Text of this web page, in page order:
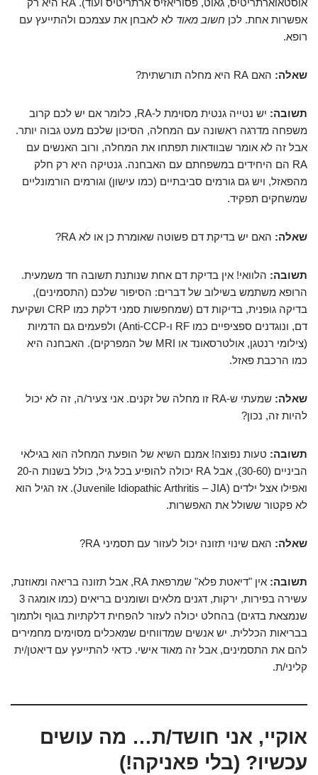
אוסטאוארתריטיס, גאוט, פסוריאזיס ארתריטיס ועוד). RA היא רק
אפשרות אחת. לכן חשוב מאוד לא לאבחן את עצמכם ולהתייעץ עם
רופא.
שאלה: האם RA היא מחלה תורשתית?
תשובה:
יש נטייה גנטית מסוימת ל-RA, כלומר אם יש לכם קרוב
משפחה מדרגה ראשונה עם המחלה, הסיכון שלכם מעט גבוה יותר.
אבל זה לא אומר שבוודאות תפתחו את המחלה, ורוב האנשים עם
RA הם היחידים במשפחתם עם האבחנה. גנטיקה היא רק חלק
מהפאזל, ויש גם גורמים סביבתיים (כמו עישון) וגורמים הורמונליים
שמשחקים תפקיד.
שאלה: האם יש בדיקת דם פשוטה שאומרת כן או לא RA?
תשובה: הלוואי! אין בדיקת דם אחת שנותנת תשובה חד משמעית.
הרופא משתמש בשילוב של דברים: הסיפור שלכם (התסמינים),
בדיקה גופנית, בדיקות דם (שמחפשות סמני דלקת כמו CRP ושקיעת
דם, ונוגדנים ספציפיים כמו RF ו-Anti-CCP) ולפעמים גם הדמיות
(צילומי רנטגן, אולטרסאונד או MRI של המפרקים). האבחנה היא
כמו הרכבת פאזל.
שאלה:
שמעתי ש-RA זו מחלה של זקנים. אני צעיר/ה, זה לא יכול
להיות זה, נכון?
תשובה: טעות נפוצה! אמנם השיא של הופעת המחלה הוא בגילאי
הביניים (30-60), אבל RA יכולה להופיע בכל גיל, כולל בשנות ה-20
ואפילו אצל ילדים (Juvenile Idiopathic Arthritis – JIA). אז הגיל הוא
לא פקטור ששולל את האפשרות.
שאלה: האם שינוי תזונה יכול לעזור עם תסמיני RA?
תשובה:
אין "דיאטת פלא" שמרפאת RA, אבל תזונה בריאה ומאוזנת,
עשירה בפירות, ירקות, דגנים מלאים ושומנים בריאים (כמו אומגה 3
שנמצאת בדגים) בהחלט יכולה לעזור להפחית דלקתיות בגוף ולתמוך
בבריאות הכללית. יש אנשים שמדווחים שמאכלים מסוימים מחמירים
להם את התסמינים, אבל זה מאוד אישי. כדאי להתייעץ עם דיאטן/ית
קליני/ת.
אוקיי, אני חושד/ת… מה עושים
עכשיו? (בלי פאניקה!)